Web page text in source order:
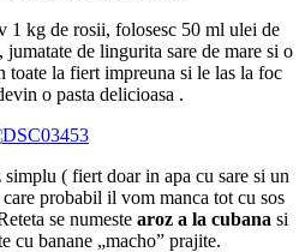
kg de rosii, folosesc 50 ml ulei de
de lingurita sare de mare si o
toate la fiert impreuna si le las la foc
o pasta delicioasa .
simplu ( fiert doar in apa cu sare si un
probabil il vom manca tot cu sos
se numeste aroz a la cubana si
cu banane „macho” prajite.